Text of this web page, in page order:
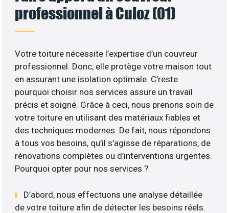
professionnel à Culoz (01)
Votre toiture nécessite l’expertise d’un couvreur
professionnel. Donc, elle protège votre maison tout
en assurant une isolation optimale. C’reste
pourquoi choisir nos services assure un travail
précis et soigné. Grâce à ceci, nous prenons soin de
votre toiture en utilisant des matériaux fiables et
des techniques modernes. De fait, nous répondons
à tous vos besoins, qu’il s’agisse de réparations, de
rénovations complètes ou d’interventions urgentes.
Pourquoi opter pour nos services ?
D’abord, nous effectuons une analyse détaillée
de votre toiture afin de détecter les besoins réels.